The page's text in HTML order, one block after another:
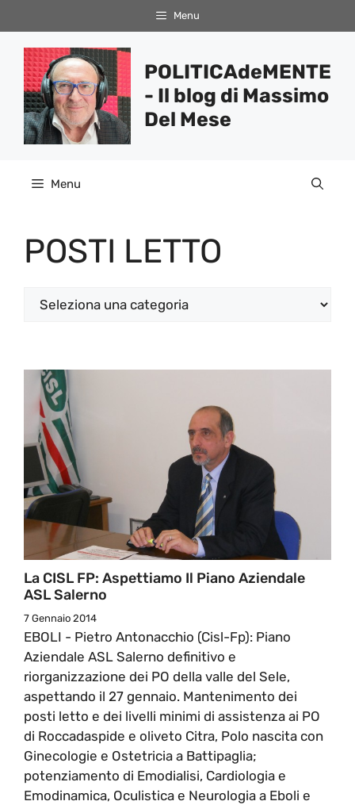
al
contenuto
Menu
POLITICAdeMENTE
- Il blog di Massimo
Del Mese
Menu
POSTI LETTO
Categorie
La CISL FP: Aspettiamo Il Piano Aziendale
ASL Salerno
7 Gennaio 2014
EBOLI - Pietro Antonacchio (Cisl-Fp): Piano
Aziendale ASL Salerno definitivo e
riorganizzazione dei PO della valle del Sele,
aspettando il 27 gennaio. Mantenimento dei
posti letto e dei livelli minimi di assistenza ai PO
di Roccadaspide e oliveto Citra, Polo nascita con
Ginecologie e Ostetricia a Battipaglia;
potenziamento di Emodialisi, Cardiologia e
Emodinamica, Oculistica e Neurologia a Eboli e